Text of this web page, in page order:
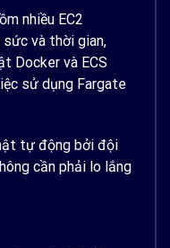
nhiều EC2
và thời gian,
Docker và ECS
sử dụng Fargate
tự động bởi đội
cần phải lo lắng